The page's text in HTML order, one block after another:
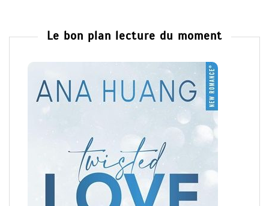
Le bon plan lecture du moment